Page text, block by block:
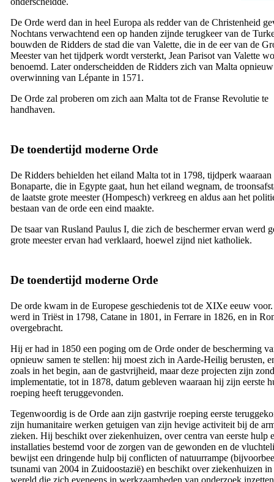
De Orde werd dan in heel Europa als redder van de Christenheid
Nochtans verwachtend een op handen zijnde terugkeer van de
bouwden de Ridders de stad die van Valette, die in de eer van de
Meester van het tijdperk wordt versterkt, Jean Parisot van Valette
benoemd. Later onderscheidden de Ridders zich van Malta
overwinning van Lépante in 1571.
De Orde zal proberen om zich aan Malta tot de Franse Revolutie te
handhaven.
De toendertijd moderne Orde
De Ridders behielden het eiland Malta tot in 1798, tijdperk waaraan
Bonaparte, die in Egypte gaat, hun het eiland wegnam, de
de laatste grote meester (Hompesch) verkreeg en aldus aan het
bestaan van de orde een eind maakte.
De tsaar van Rusland Paulus I, die zich de beschermer ervan werd
grote meester ervan had verklaard, hoewel zijnd niet katholiek.
De toendertijd moderne Orde
De orde kwam in de Europese geschiedenis tot de XIXe eeuw
werd in Triëst in 1798, Catane in 1801, in Ferrare in 1826, en in
overgebracht.
Hij er had in 1850 een poging om de Orde onder de bescherming
opnieuw samen te stellen: hij moest zich in Aarde-Heilig berusten,
zoals in het begin, aan de gastvrijheid, maar deze projecten zijn
implementatie, tot in 1878, datum gebleven waaraan hij zijn eerste
roeping heeft teruggevonden.
Tegenwoordig is de Orde aan zijn gastvrije roeping eerste
zijn humanitaire werken getuigen van zijn hevige activiteit bij de
zieken. Hij beschikt over ziekenhuizen, over centra van eerste hulp
installaties bestemd voor de zorgen van de gewonden en de
bewijst een dringende hulp bij conflicten of natuurrampe
tsunami van 2004 in Zuidoostazië) en beschikt over ziekenhuizen in
wereld die zich eveneens in werkzaamheden van onderzoek